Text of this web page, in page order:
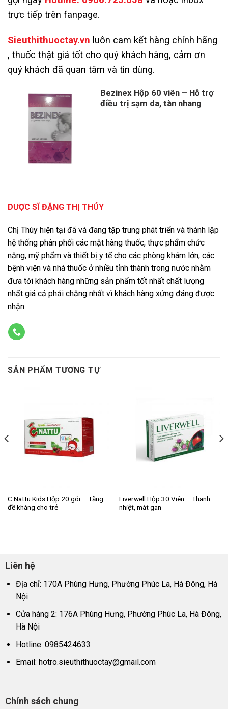
trực tiếp trên fanpage.
Sieuthithuoctay.vn luôn cam kết hàng chính hãng
, thuốc thật giá tốt cho quý khách hàng, cảm ơn
quý khách đã quan tâm và tin dùng.
Bezinex Hộp 60 viên – Hỗ trợ
điều trị sạm da, tàn nhang
DƯỢC SĨ ĐẶNG THỊ THÚY
Chị Thúy hiện tại đã và đang tập trung phát triển và thành lập
hệ thống phân phối các mặt hàng thuốc, thực phẩm chức
năng, mỹ phẩm và thiết bị y tế cho các phòng khám lớn, các
bệnh viện và nhà thuốc ở nhiều tỉnh thành trong nước nhằm
đưa tới khách hàng những sản phẩm tốt nhất chất lượng
nhất giá cả phải chăng nhất vì khách hàng xứng đáng được
nhận.
SẢN PHẨM TƯƠNG TỰ
C Nattu Kids Hộp 20 gói – Tăng
đề kháng cho trẻ
Liverwell Hộp 30 Viên – Thanh
nhiệt, mát gan
Liên hệ
Địa chỉ: 170A Phùng Hưng, Phường Phúc La, Hà Đông, Hà
Nội
Cửa hàng 2: 176A Phùng Hưng, Phường Phúc La, Hà Đông,
Hà Nội
Hotline: 0985424633
Email: hotro.sieuthithuoctay@gmail.com
Chính sách chung